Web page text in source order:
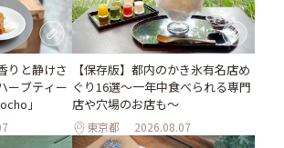
りと静けさ
ーブティー
」
【保存版】都内のかき氷有名店め
ぐり16選～一年中食べられる専門
店や穴場のお店も～
東京都 2026.08.07